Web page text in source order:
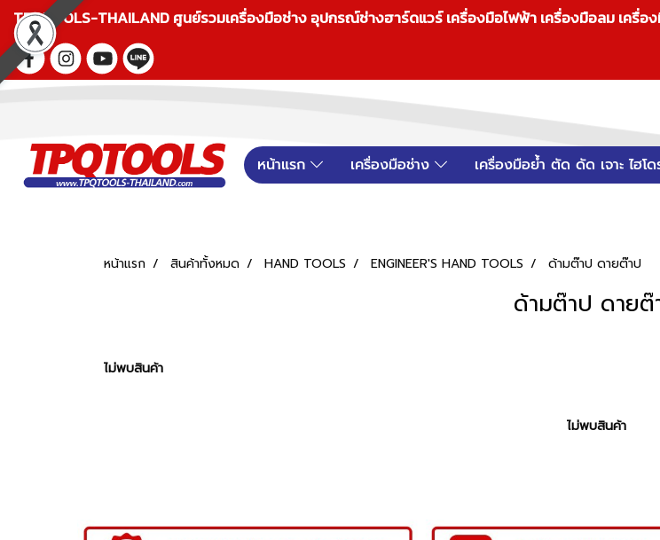
TPQTOOLS-THAILAND ศูนย์รวมเครื่องมือช่าง อุปกรณ์ช่างฮาร์ดแวร์ เครื่องมือไฟฟ้า เครื่องมือลม เค
หน้าแรก เครื่องมือช่าง เครื่องมือย้ำ ตัด ดัด เจาะ ไฮโ
หน้าแรก สินค้าทั้งหมด HAND TOOLS ENGINEER'S HAND TOOLS ด้ามต๊าป ดายต๊าป
ด้ามต๊าป ดายต๊
ไม่พบสินค้า
ไม่พบสินค้า